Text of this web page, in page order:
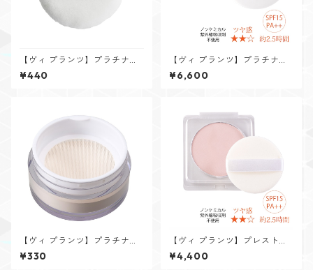
【ヴィ プランツ】プラチナパ
ウダー25gホーム用 専用パフ(1
枚入)
¥440
【ヴィ プランツ】プラチナパ
ウダークリスタル25g(パフ付
き)
¥6,600
【ヴィ プランツ】プラチナパ
ウダー専用ネット
¥330
【ヴィ プランツ】プレストパ
ウダークリスタル(リフィル)10
g(パフ付き)
¥4,400